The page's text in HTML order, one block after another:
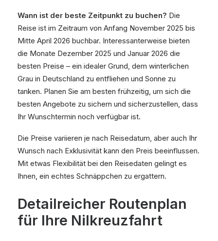
Wann ist der beste Zeitpunkt zu buchen? Die
Reise ist im Zeitraum von Anfang November 2025 bis
Mitte April 2026 buchbar. Interessanterweise bieten
die Monate Dezember 2025 und Januar 2026 die
besten Preise – ein idealer Grund, dem winterlichen
Grau in Deutschland zu entfliehen und Sonne zu
tanken. Planen Sie am besten frühzeitig, um sich die
besten Angebote zu sichern und sicherzustellen, dass
Ihr Wunschtermin noch verfügbar ist.
Die Preise variieren je nach Reisedatum, aber auch Ihr
Wunsch nach Exklusivität kann den Preis beeinflussen.
Mit etwas Flexibilität bei den Reisedaten gelingt es
Ihnen, ein echtes Schnäppchen zu ergattern.
Detailreicher Routenplan
für Ihre Nilkreuzfahrt